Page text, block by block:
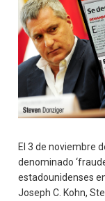
El 3 de noviembre
denominado
estadounidenses
Joseph C. Kohn,